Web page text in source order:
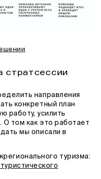
стратсессии
направления
конкретный план
работу, усилить
О том как это работает
мы описали в
туризма: